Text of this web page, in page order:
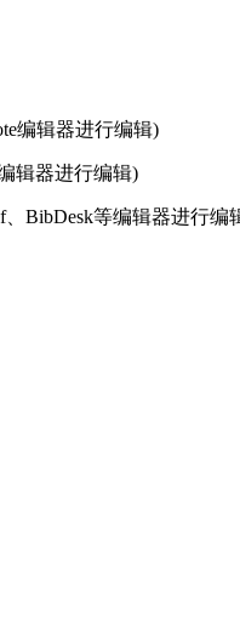
编辑器进行编辑)
辑器进行编辑)
、BibDesk等编辑器进行编